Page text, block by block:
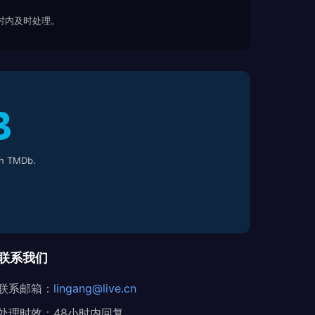
及时处理。
TMDb.
系我们
系邮箱： lingang@live.cn